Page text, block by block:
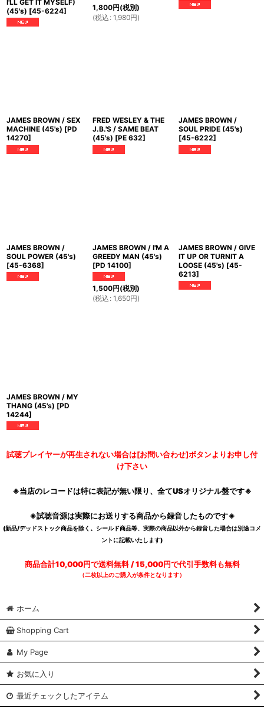
I'LL GET IT MYSELF)
(45's) [45-6224] 1,800円(税別)
(税込 : 1,980円)
JAMES BROWN / SEX
MACHINE (45's) [PD
14270]
FRED WESLEY & THE
J.B.'S / SAME BEAT
(45's) [PE 632]
JAMES BROWN /
SOUL PRIDE (45's)
[45-6222]
JAMES BROWN /
SOUL POWER (45's)
[45-6368]
JAMES BROWN / I'M A
GREEDY MAN (45's)
[PD 14100]
1,500円(税別)
(税込 : 1,650円)
JAMES BROWN / GIVE
IT UP OR TURNIT A
LOOSE (45's) [45-
6213]
JAMES BROWN / MY
THANG (45's) [PD
14244]
試聴プレイヤーが再生されない場合は[お問い合わせ]ボタンよりお申し付
け下さい
※当店のレコードは特に表記が無い限り、全てUSオリジナル盤です※
※試聴音源は実際にお送りする商品から録音したものです※
(新品/デッドストック商品を除く。シールド商品等、実際の商品以外から録音した場合は別途コメ
ントに記載いたします)
商品合計10,000円で送料無料 / 15,000円で代引手数料も無料
（二枚以上のご購入が条件となります）
ホーム
Shopping Cart
My Page
お気に入り
最近チェックしたアイテム